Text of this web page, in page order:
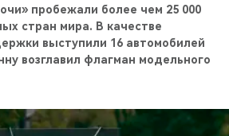
пробежали более чем 25 000
стран мира. В качестве
выступили 16 автомобилей
возглавил флагман модельного